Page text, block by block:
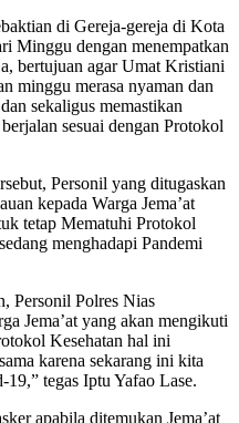
di Gereja-gereja di Kota
Minggu dengan menempatkan
bertujuan agar Umat Kristiani
minggu merasa nyaman dan
sekaligus memastikan
sesuai dengan Protokol
Personil yang ditugaskan
kepada Warga Jema’at
tetap Mematuhi Protokol
menghadapi Pandemi
Personil Polres Nias
Jema’at yang akan mengikuti
Kesehatan hal ini
karena sekarang ini kita
tegas Iptu Yafao Lase.
apabila ditemukan Jema’at